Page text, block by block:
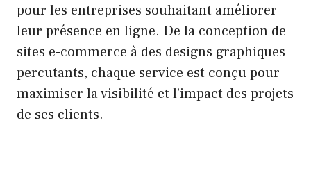
pour les entreprises souhaitant améliorer
leur présence en ligne. De la conception de
sites e-commerce à des designs graphiques
percutants, chaque service est conçu pour
maximiser la visibilité et l’impact des projets
de ses clients.